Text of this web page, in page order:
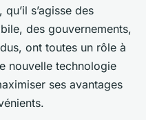
s’agisse des
des gouvernements,
ont toutes un rôle à
nouvelle technologie
ses avantages